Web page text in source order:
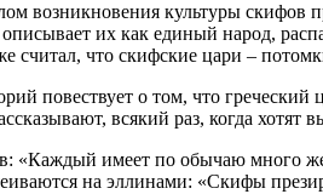
возникновения культуры
их как единый народ,
считал, что скифские цари –
повествует о том, что греческий
всякий раз, когда
«Каждый имеет по обычаю много
на эллинами: «Скифы